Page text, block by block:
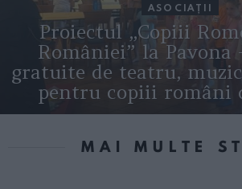
ASOCIAŢII
Proiectul „Copiii
României” la
gratuite de teatru,
pentru copiii români
MAI MULTE